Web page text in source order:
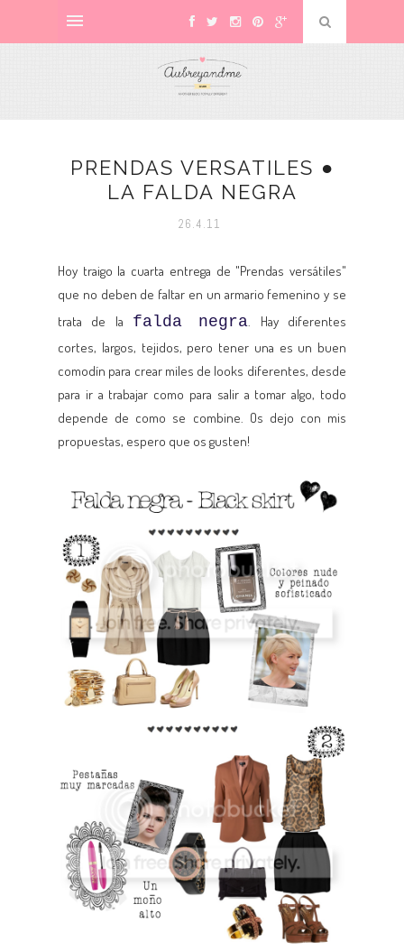
PRENDAS VERSATILES ●
LA FALDA NEGRA
26.4.11
Hoy traigo la cuarta entrega de "Prendas versátiles"
que no deben de faltar en un armario femenino y se
trata de la falda negra. Hay diferentes
cortes, largos, tejidos, pero tener una es un buen
comodín para crear miles de looks diferentes, desde
para ir a trabajar como para salir a tomar algo, todo
depende de como se combine. Os dejo con mis
propuestas, espero que os gusten!